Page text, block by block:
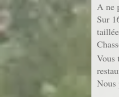
Vous
Nous
A ne
Sur